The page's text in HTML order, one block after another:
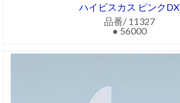
ハイビスカス ピンクDX
品番/ 11327
● 56000